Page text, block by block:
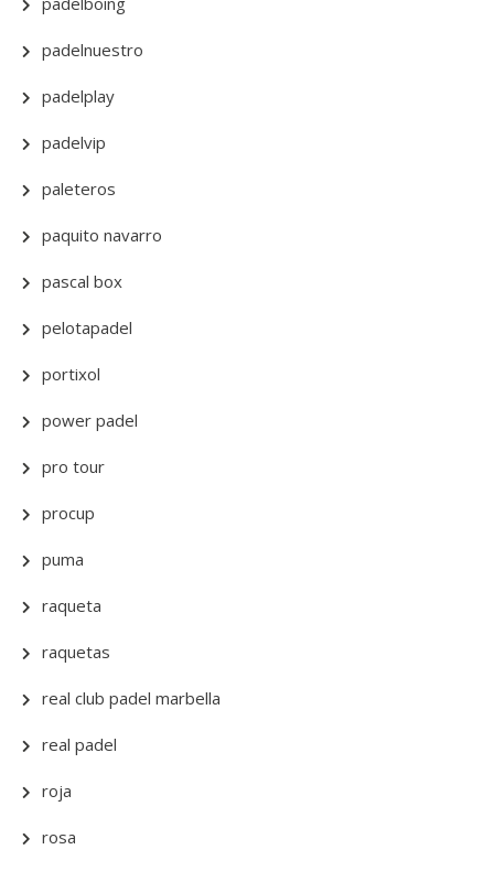
padelnuestro
padelplay
padelvip
paleteros
paquito navarro
pascal box
pelotapadel
portixol
power padel
pro tour
procup
puma
raqueta
raquetas
real club padel marbella
real padel
roja
rosa